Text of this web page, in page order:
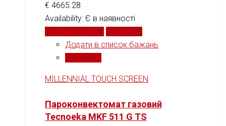
€ 4665.28
Availability: Є в наявності
Додати в список бажань
MILLENNIAL TOUCH SCREEN
Пароконвектомат газовий
Tecnoeka MKF 511 G TS